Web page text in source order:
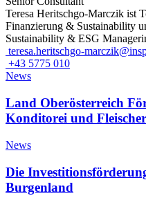
Teresa Heritschgo-Marczik ist
Finanzierung & Sustainability
Sustainability & ESG
teresa.heritschgo-
+43 5775 010
News
Land Oberösterreich
Konditorei und
News
Die
Burgenland